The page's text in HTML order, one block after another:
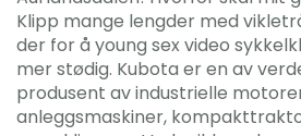
Klipp mange lengder med
der for å young sex video
mer stødig. Kubota er en av
produsent av industrielle
anleggsmaskiner,